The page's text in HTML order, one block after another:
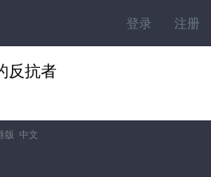
登录 注册
反抗者
版 中文